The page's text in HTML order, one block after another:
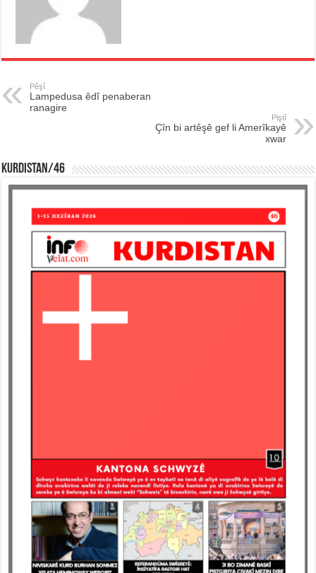
Pêşî
Lampedusa êdî penaberan
ranagire
Piştî
Çîn bi artêşê gef li Amerîkayê
xwar
KURDISTAN/46